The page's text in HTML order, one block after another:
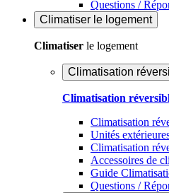
Questions /
Climatiser le logement
Climatiser le logement
Climatisation
Climatisation
Climatisation
Unités
Climatisation
Accessoires de
Guide
Questions /